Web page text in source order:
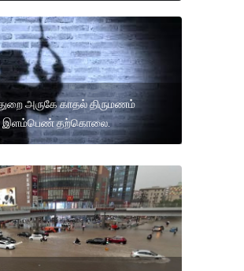
அருகே காதல் திருமணம்
இளம்பெண் தற்கொலை.